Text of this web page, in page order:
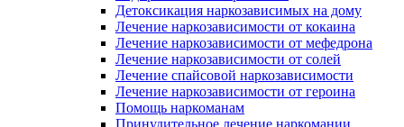
Детоксикация наркозависимых на дому
Лечение наркозависимости от кокаина
Лечение наркозависимости от мефедрона
Лечение наркозависимости от солей
Лечение спайсовой наркозависимости
Лечение наркозависимости от героина
Помощь наркоманам
Принудительное лечение наркомании